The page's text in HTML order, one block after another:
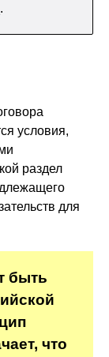
условия,
раздел
для
быть
что